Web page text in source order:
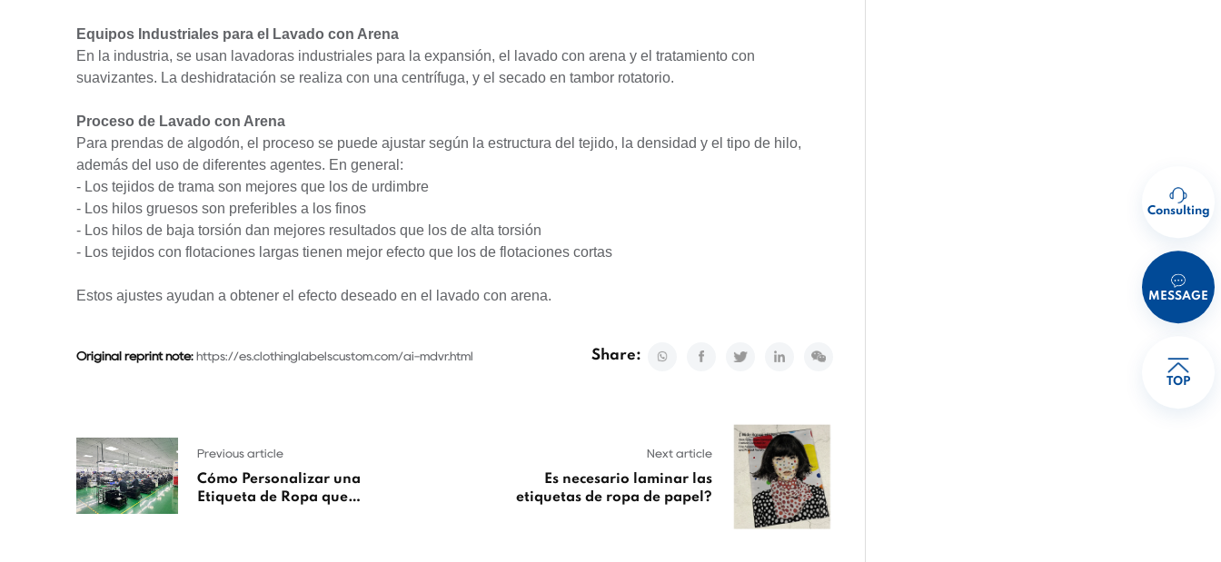
Equipos Industriales para el Lavado con Arena
En la industria, se usan lavadoras industriales para la expansión, el lavado con arena y el tratamiento con
suavizantes. La deshidratación se realiza con una centrífuga, y el secado en tambor rotatorio.
Proceso de Lavado con Arena
Para prendas de algodón, el proceso se puede ajustar según la estructura del tejido, la densidad y el tipo de hilo,
además del uso de diferentes agentes. En general:
- Los tejidos de trama son mejores que los de urdimbre
- Los hilos gruesos son preferibles a los finos
- Los hilos de baja torsión dan mejores resultados que los de alta torsión
- Los tejidos con flotaciones largas tienen mejor efecto que los de flotaciones cortas
Estos ajustes ayudan a obtener el efecto deseado en el lavado con arena.
Original reprint note: https://es.clothinglabelscustom.com/ai-mdvr.html Share:
Previous article
Cómo Personalizar una
Etiqueta de Ropa que
Next article
Es necesario laminar las
etiquetas de ropa de papel?
Consulting
MESSAGE
TOP